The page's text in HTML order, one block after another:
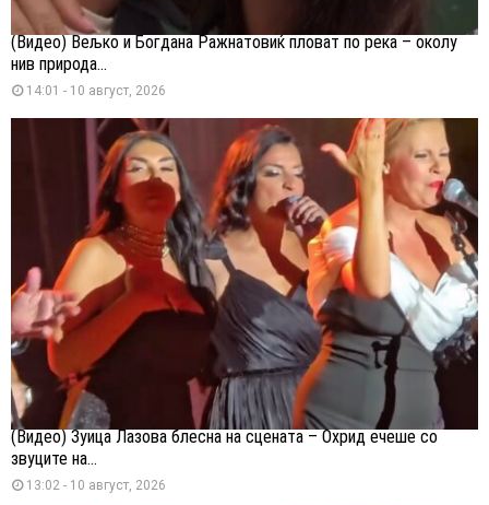
(Видео) Вељко и Богдана Ражнатовиќ пловат по река – околу
нив природа...
14:01 - 10 август, 2026
(Видео) Зуица Лазова блесна на сцената – Охрид ечеше со
звуците на...
13:02 - 10 август, 2026